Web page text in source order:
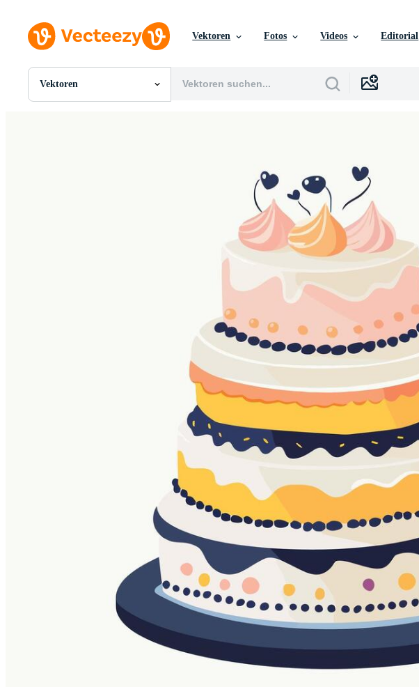
Vektoren Fotos Videos Editorial
Vektoren
Alle Bilder